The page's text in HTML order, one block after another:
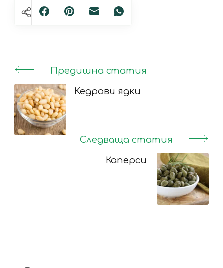
Post
Navigation
Предишна статия
Кедрови ядки
Следваща статия
Каперси